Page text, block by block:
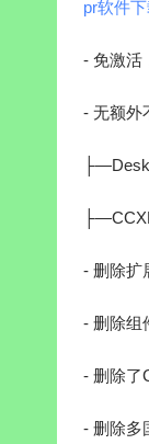
pr软件
- 免激活
- 无额外
- 删除扩
- 删除组
- 删除了
- 删除多